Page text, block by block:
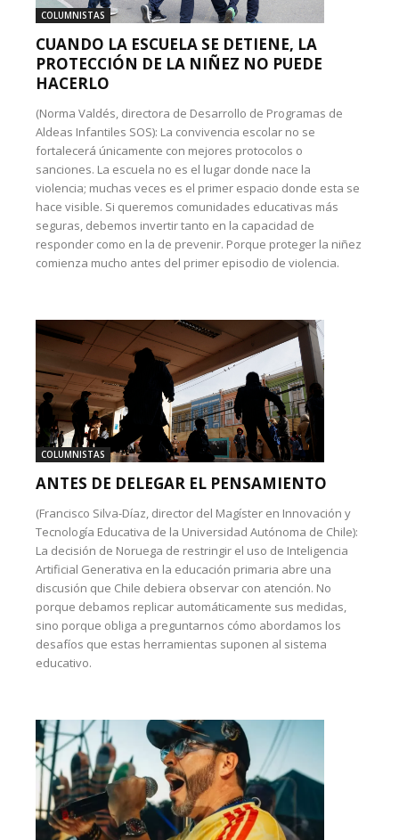
COLUMNISTAS
CUANDO LA ESCUELA SE DETIENE, LA
PROTECCIÓN DE LA NIÑEZ NO PUEDE
HACERLO
(Norma Valdés, directora de Desarrollo de Programas de
Aldeas Infantiles SOS): La convivencia escolar no se
fortalecerá únicamente con mejores protocolos o
sanciones. La escuela no es el lugar donde nace la
violencia; muchas veces es el primer espacio donde esta se
hace visible. Si queremos comunidades educativas más
seguras, debemos invertir tanto en la capacidad de
responder como en la de prevenir. Porque proteger la niñez
comienza mucho antes del primer episodio de violencia.
COLUMNISTAS
ANTES DE DELEGAR EL PENSAMIENTO
(Francisco Silva-Díaz, director del Magíster en Innovación y
Tecnología Educativa de la Universidad Autónoma de Chile):
La decisión de Noruega de restringir el uso de Inteligencia
Artificial Generativa en la educación primaria abre una
discusión que Chile debiera observar con atención. No
porque debamos replicar automáticamente sus medidas,
sino porque obliga a preguntarnos cómo abordamos los
desafíos que estas herramientas suponen al sistema
educativo.